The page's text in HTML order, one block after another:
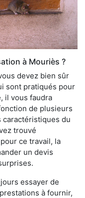
à Mouriès ?
devez bien sûr
sont pratiqués pour
il vous faudra
de plusieurs
du
trouvé
ce travail, la
un devis
essayer de
à fournir,